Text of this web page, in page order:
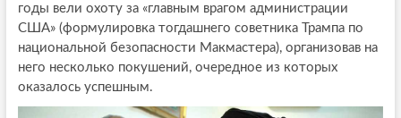
годы вели охоту за «главным врагом администрации
США» (формулировка тогдашнего советника Трампа по
национальной безопасности Макмастера), организовав на
него несколько покушений, очередное из которых
оказалось успешным.